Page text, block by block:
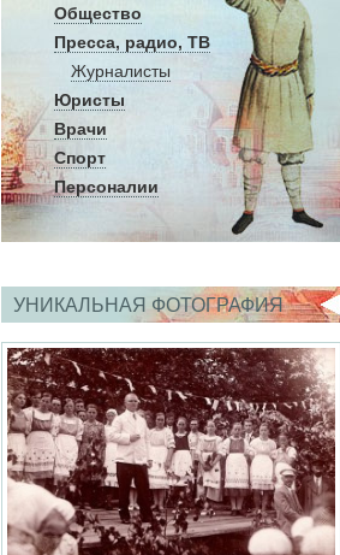
Общество
Пресса, радио, ТВ
Журналисты
Юристы
Врачи
Спорт
Персоналии
УНИКАЛЬНАЯ ФОТОГРАФИЯ